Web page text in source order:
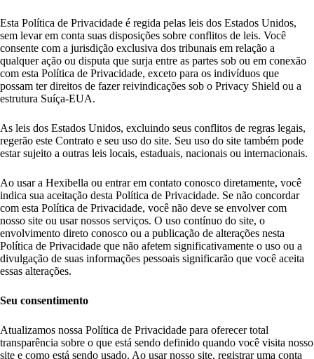
Esta Política de Privacidade é regida pelas leis dos Estados Unidos,
sem levar em conta suas disposições sobre conflitos de leis. Você
consente com a jurisdição exclusiva dos tribunais em relação a
qualquer ação ou disputa que surja entre as partes sob ou em conexão
com esta Política de Privacidade, exceto para os indivíduos que
possam ter direitos de fazer reivindicações sob o Privacy Shield ou a
estrutura Suíça-EUA.
As leis dos Estados Unidos, excluindo seus conflitos de regras legais,
regerão este Contrato e seu uso do site. Seu uso do site também pode
estar sujeito a outras leis locais, estaduais, nacionais ou internacionais.
Ao usar a Hexibella ou entrar em contato conosco diretamente, você
indica sua aceitação desta Política de Privacidade. Se não concordar
com esta Política de Privacidade, você não deve se envolver com
nosso site ou usar nossos serviços. O uso contínuo do site, o
envolvimento direto conosco ou a publicação de alterações nesta
Política de Privacidade que não afetem significativamente o uso ou a
divulgação de suas informações pessoais significarão que você aceita
essas alterações.
Seu consentimento
Atualizamos nossa Política de Privacidade para oferecer total
transparência sobre o que está sendo definido quando você visita nosso
site e como está sendo usado. Ao usar nosso site, registrar uma conta